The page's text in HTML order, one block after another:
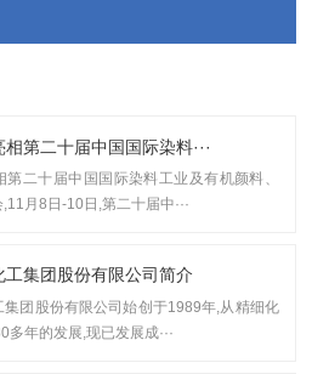
第二十届中国国际染料···
二十届中国国际染料工业及有机颜料、
月8日-10日,第二十届中···
工集团股份有限公司简介
集团股份有限公司始创于1989年,从精细化
多年的发展,现已发展成···